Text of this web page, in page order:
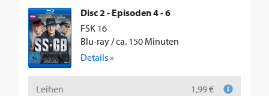
Disc 2 - Episoden 4 - 6
FSK 16
Blu-ray / ca. 150 Minuten
Details »
Leihen 1,99 €